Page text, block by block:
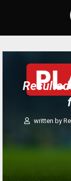
written by